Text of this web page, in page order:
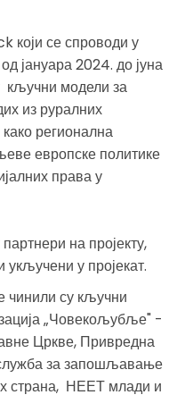
који се спроводи у
јануара 2024. до јуна
кључни модели за
из руралних
како регионална
европске политике
права у
на пројекту,
у пројекат.
чинили су кључни
„Човекољубље" -
Цркве, Привредна
за запошљавање
страна, НЕЕТ млади и